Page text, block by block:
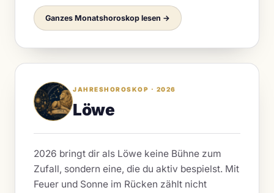
Ganzes Monatshoroskop lesen →
JAHRESHOROSKOP · 2026
Löwe
2026 bringt dir als Löwe keine Bühne zum
Zufall, sondern eine, die du aktiv bespielst. Mit
Feuer und Sonne im Rücken zählt nicht